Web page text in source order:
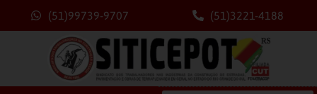
(51)99739-9707 (51)3221-4188